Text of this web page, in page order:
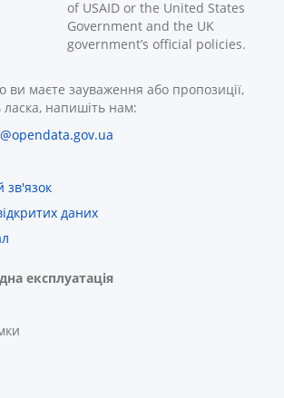
of USAID or the United States
Government and the UK
government’s official policies.
ви маєте зауваження або пропозиції,
ласка, напишіть нам:
зв'язок
даних
експлуатація